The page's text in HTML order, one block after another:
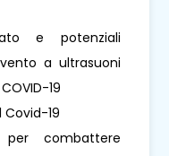
e potenziali
a ultrasuoni
19
Covid-19
per combattere